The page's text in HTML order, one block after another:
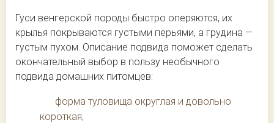
Гуси венгерской породы быстро оперяются, их
крылья покрываются густыми перьями, а грудина —
густым пухом. Описание подвида поможет сделать
окончательный выбор в пользу необычного
подвида домашних питомцев:
форма туловища округлая и довольно
короткая;